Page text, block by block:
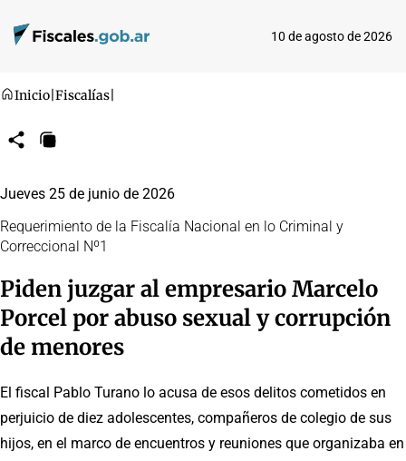
10 de agosto de 2026
Inicio Fiscalías
CompartirCopiar
Jueves 25 de junio de 2026
Requerimiento de la Fiscalía Nacional en lo Criminal y
Correccional Nº1
Piden juzgar al empresario Marcelo
Porcel por abuso sexual y corrupción
de menores
El fiscal Pablo Turano lo acusa de esos delitos cometidos en
perjuicio de diez adolescentes, compañeros de colegio de sus
hijos, en el marco de encuentros y reuniones que organizaba en